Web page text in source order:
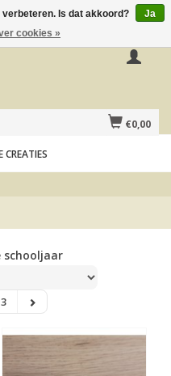
€0,00
GESCHENKEN
schooljaar
3
Is dat akkoord?
Ja
cookies »